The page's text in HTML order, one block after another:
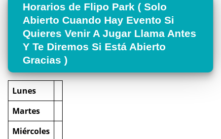
Horarios de Flipo Park ( Solo
Abierto Cuando Hay Evento Si
Quieres Venir A Jugar Llama Antes
Y Te Diremos Si Está Abierto
Gracias )
Lunes
Martes
Miércoles